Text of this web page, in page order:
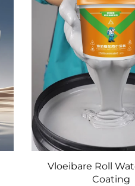
Vloeibare Roll
Coating